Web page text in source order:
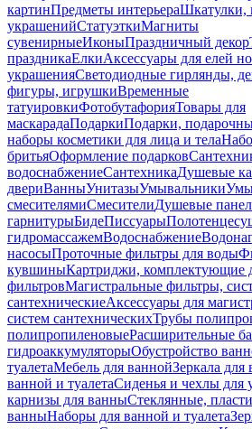
картинПредметы интерьераШкатулки,
украшенийСтатуэткиМагниты
сувенирныеИконыПраздничный декор
праздникаЕлкиАксессуары для елей
украшенияСветодиодные гирлянды,
фигуры, игрушкиВременные
татуировкиФотобутафорияТовары для
маскарадаПодаркиПодарки,
наборы косметики для лица и тела
бритьяОформление подарков
водоснабжениеСантехникаДушевые
двериВанныУнитазыУмывальники
смесителямиСмесителиДушевые
гарнитурыБидеПиссуары
гидромассажемВодоснабжение
насосыПроточные фильтры для воды
кувшиныКартриджи, комплектующие
фильтровМагистральные фильтры,
сантехническиеАксессуары для
систем сантехническихТрубы
полипропиленовыеРасширительные
гидроаккумуляторыОбустройство
туалетаМебель для ваннойЗеркала для
ванной и туалетаСиденья и чехлы для
карнизы для ванныСтеклянные,
ванныНаборы для ванной и туалета